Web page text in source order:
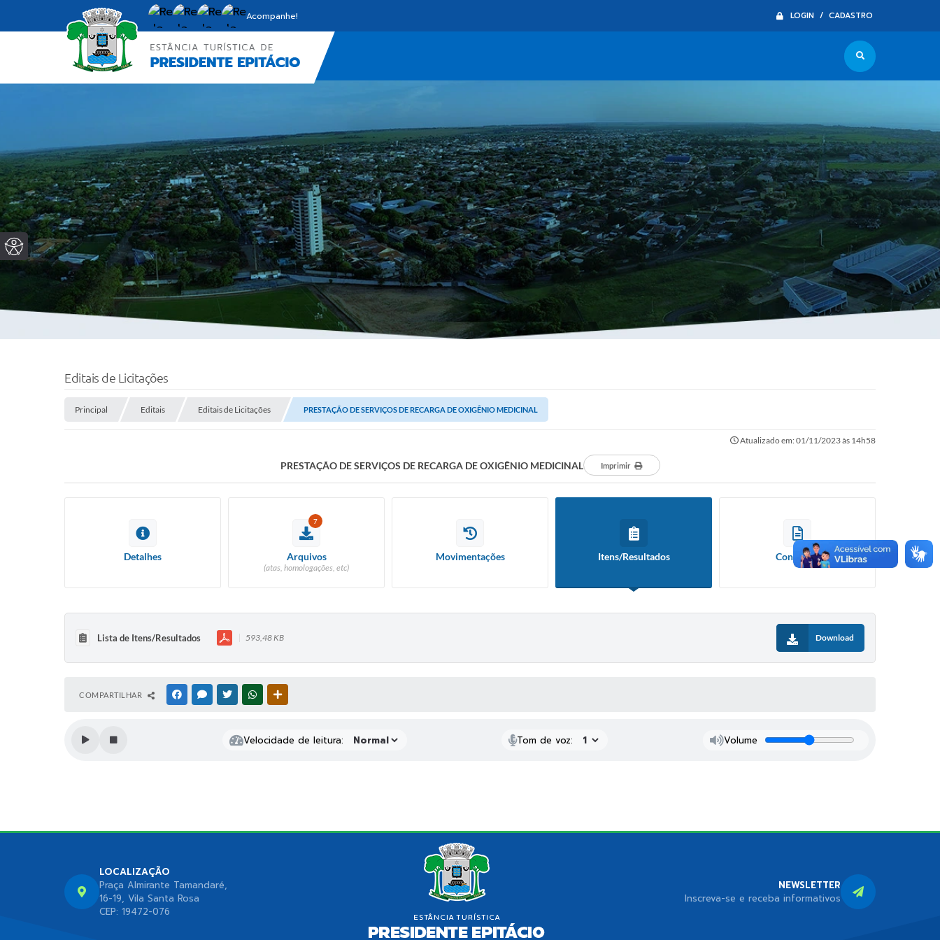
LOGIN / CADASTRO
Acompanhe!
Editais de Licitações
Principal Editais Editais de Licitações PRESTAÇÃO DE SERVIÇOS DE RECARGA DE OXIGÊNIO MEDICINAL
Atualizado em: 01/11/2023 às 14h58
PRESTAÇÃO DE SERVIÇOS DE RECARGA DE OXIGÊNIO MEDICINAL Imprimir
Detalhes
7
Arquivos
(atas, homologações, etc)
Movimentações Itens/Resultados Contratos
Lista de Itens/Resultados 593,48 KB Download
COMPARTILHAR FACEBOOKMESSENGER
TWITTERWHATSAPP
Velocidade de leitura: Tom de voz: Volume
LOCALIZAÇÃO
Praça Almirante Tamandaré,
16-19, Vila Santa Rosa
CEP: 19472-076
NEWSLETTER
Inscreva-se e receba informativos